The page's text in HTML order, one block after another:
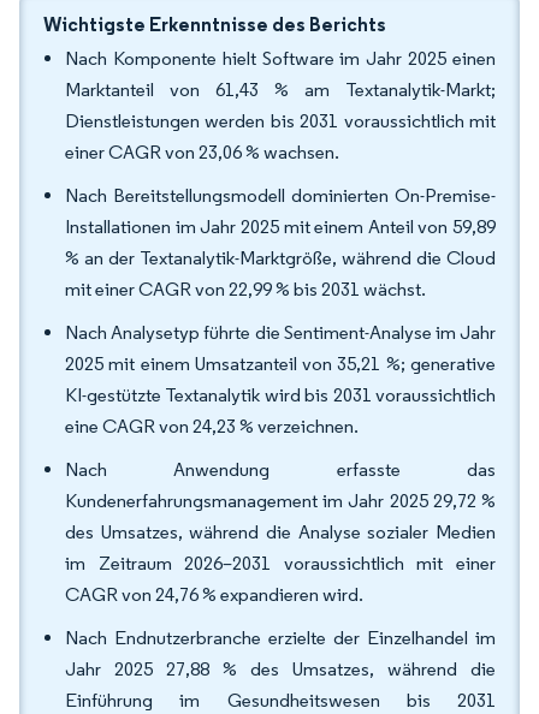
Wichtigste Erkenntnisse des Berichts
Nach Komponente hielt Software im Jahr 2025 einen
Marktanteil von 61,43 % am Textanalytik-Markt;
Dienstleistungen werden bis 2031 voraussichtlich mit
einer CAGR von 23,06 % wachsen.
Nach Bereitstellungsmodell dominierten On-Premise-
Installationen im Jahr 2025 mit einem Anteil von 59,89
% an der Textanalytik-Marktgröße, während die Cloud
mit einer CAGR von 22,99 % bis 2031 wächst.
Nach Analysetyp führte die Sentiment-Analyse im Jahr
2025 mit einem Umsatzanteil von 35,21 %; generative
KI-gestützte Textanalytik wird bis 2031 voraussichtlich
eine CAGR von 24,23 % verzeichnen.
Nach Anwendung erfasste das
Kundenerfahrungsmanagement im Jahr 2025 29,72 %
des Umsatzes, während die Analyse sozialer Medien
im Zeitraum 2026–2031 voraussichtlich mit einer
CAGR von 24,76 % expandieren wird.
Nach Endnutzerbranche erzielte der Einzelhandel im
Jahr 2025 27,88 % des Umsatzes, während die
Einführung im Gesundheitswesen bis 2031